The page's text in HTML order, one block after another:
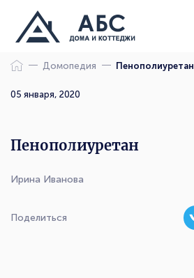
Домопедия Пенополиуретан
Ирина Иванова
05 января, 2020
Пенополиуретан
Поделиться